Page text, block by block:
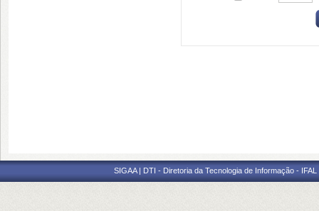
SIGAA | DTI - Diretoria da Tecnologia de Informação -